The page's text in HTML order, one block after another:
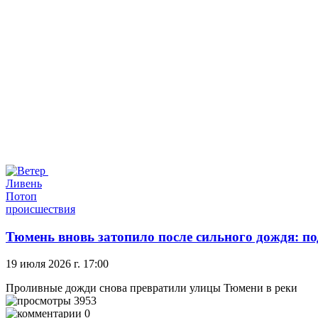
Ливень
Потоп
происшествия
Тюмень вновь затопило после сильного дождя:
19 июля 2026 г. 17:00
Проливные дожди снова превратили улицы Тюмени в реки
3953
0